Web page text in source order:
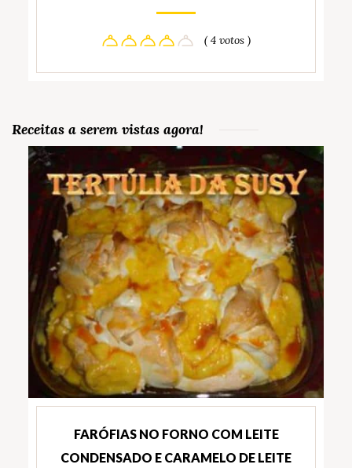
( 4 votos )
Receitas a serem vistas agora!
FARÓFIAS NO FORNO COM LEITE
CONDENSADO E CARAMELO DE LEITE